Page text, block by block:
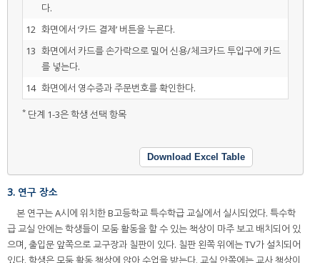
다.
12 화면에서 ‘카드 결제’ 버튼을 누른다.
13 화면에서 카드를 손가락으로 밀어 신용/체크카드 투입구에 카드
를 넣는다.
14 화면에서 영수증과 주문번호를 확인한다.
* 단계 1-3은 학생 선택 항목
Download Excel Table
3. 연구 장소
본 연구는 A시에 위치한 B고등학교 특수학급 교실에서 실시되었다. 특수학
급 교실 안에는 학생들이 모둠 활동을 할 수 있는 책상이 마주 보고 배치되어 있
으며, 출입문 앞쪽으로 교구장과 칠판이 있다. 칠판 왼쪽 위에는 TV가 설치되어
있다. 학생은 모둠 활동 책상에 앉아 수업을 받는다. 교실 안쪽에는 교사 책상이